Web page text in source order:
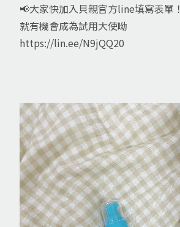
📢大家快加入貝親官方line填寫表單！
就有機會成為試用大使呦
https://lin.ee/N9jQQ20